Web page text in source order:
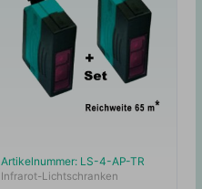
Artikelnummer: LS-4-AP-TR
Infrarot-Lichtschranken